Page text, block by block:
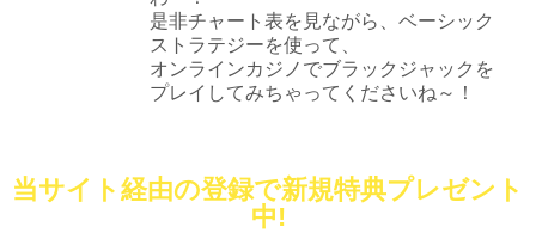
是非チャート表を見ながら、ベーシック
ストラテジーを使って、
オンラインカジノでブラックジャックを
プレイしてみちゃってくださいね～！
当サイト経由の登録で新規特典プレゼント
中!